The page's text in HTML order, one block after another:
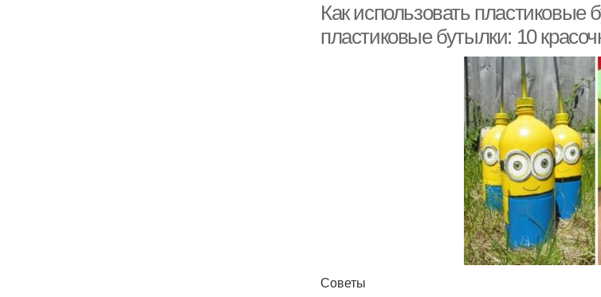
Как использовать пластиковые
пластиковые бутылки: 10
Советы